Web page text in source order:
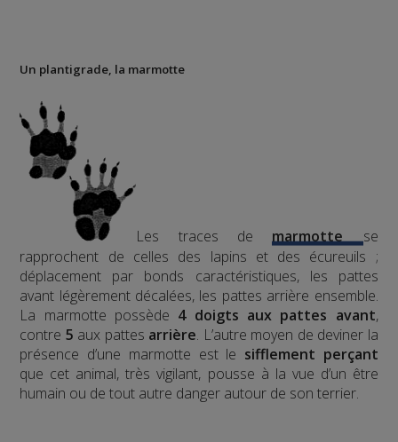
Un plantigrade, la marmotte
Les traces demarmotte
se
rapprochent de celles des lapins et des écureuils ;
déplacement par bonds caractéristiques, les pattes
avant légèrement décalées, les pattes arrière ensemble.
La marmotte possède 4 doigts aux pattes avant,
contre 5 aux pattes arrière. L’autre moyen de deviner la
présence d’une marmotte est le sifflement perçant
que cet animal, très vigilant, pousse à la vue d’un être
humain ou de tout autre danger autour de son terrier.